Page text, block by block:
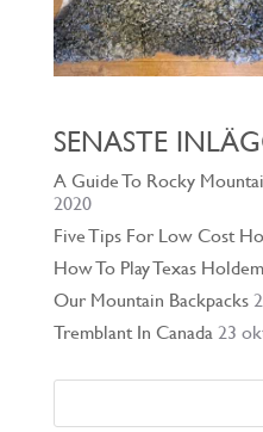
SENASTE
A Guide To Rocky
2020
Five Tips For Low Cost
How To Play Texas Holdem
Our Mountain Backpacks
Tremblant In Canada 23